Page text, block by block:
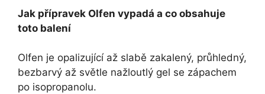
Jak přípravek Olfen vypadá a co obsahuje
toto balení
Olfen je opalizující až slabě zakalený, průhledný,
bezbarvý až světle nažloutlý gel se zápachem
po isopropanolu.